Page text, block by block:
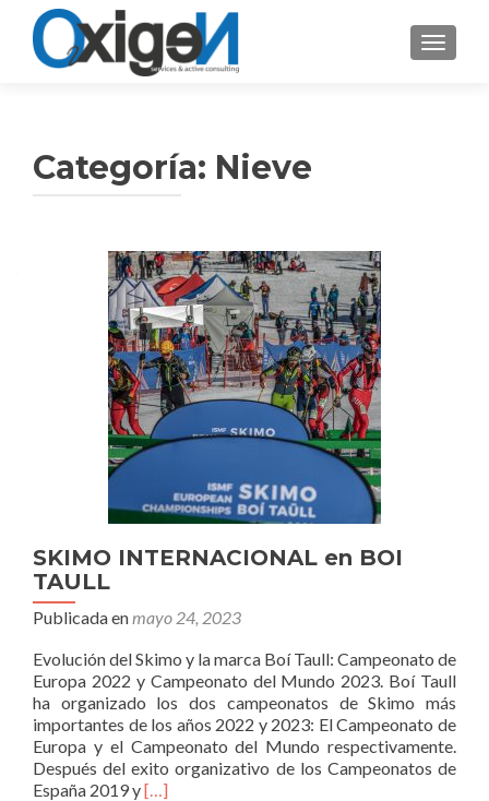
Categoría: Nieve
SKIMO INTERNACIONAL en BOI
TAULL
Publicada enmayo 24, 2023
Evolución del Skimo y la marca Boí Taull: Campeonato de
Europa 2022 y Campeonato del Mundo 2023. Boí Taull
ha organizado los dos campeonatos de Skimo más
importantes de los años 2022 y 2023: El Campeonato de
Europa y el Campeonato del Mundo respectivamente.
Después del exito organizativo de los Campeonatos de
España 2019 yLeer
[…]